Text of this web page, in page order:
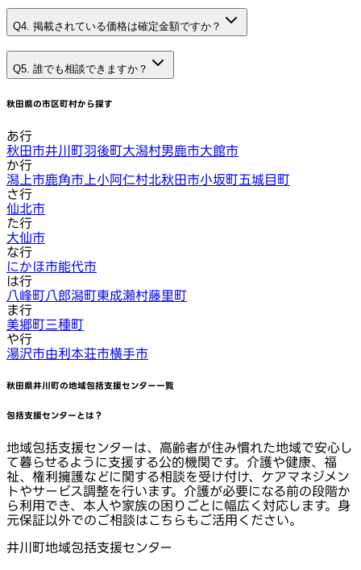
Q4. 掲載されている価格は確定金額ですか？
Q5. 誰でも相談できますか？
秋田県の市区町村から探す
あ行
秋田市井川町羽後町大潟村男鹿市大館市
か行
潟上市鹿角市 上小阿仁村北秋田市小坂町五城目町
さ行
仙北市
た行
大仙市
な行
にかほ市能代市
は行
八峰町八郎潟町東成瀬村藤里町
ま行
美郷町三種町
や行
湯沢市由利本荘市横手市
秋田県井川町の地域包括支援センター一覧
包括支援センターとは？
地域包括支援センターは、高齢者が住み慣れた地域で安心し
て暮らせるように支援する公的機関です。介護や健康、福
祉、権利擁護などに関する相談を受け付け、ケアマネジメン
トやサービス調整を行います。介護が必要になる前の段階か
ら利用でき、本人や家族の困りごとに幅広く対応します。身
元保証以外でのご相談はこちらもご活用ください。
井川町地域包括支援センター